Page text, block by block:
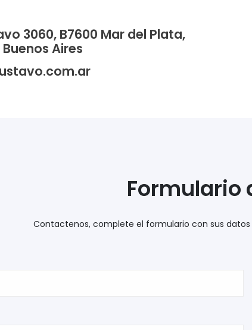
3060, B7600 Mar del Plata,
Aires
Formulario
Contactenos, complete el formulario con sus